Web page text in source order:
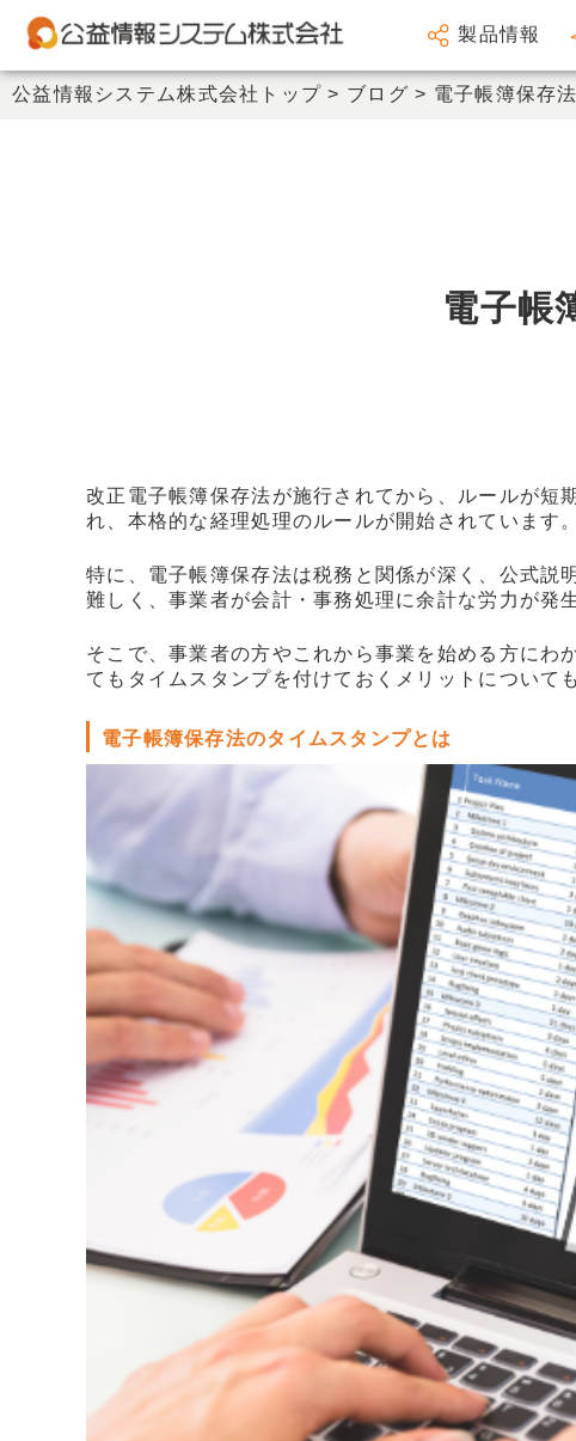
会計システム
お問い合わせ
講師マイページ
製品情報
公益情報システム株式会社トップ > ブログ > 電子帳簿保存
電子帳
改正電子帳簿保存法が施行されてから、ルールが短
れ、本格的な経理処理のルールが開始されています。
特に、電子帳簿保存法は税務と関係が深く、公式説
難しく、事業者が会計・事務処理に余計な労力が発
そこで、事業者の方やこれから事業を始める方にわ
てもタイムスタンプを付けておくメリットについて
電子帳簿保存法のタイムスタンプとは